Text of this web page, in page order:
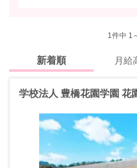
1件中 1
新着順 月給
学校法人 豊橋花園学園 花